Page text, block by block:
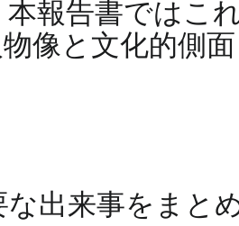
報告書ではこ
像と文化的側
出来事をまと